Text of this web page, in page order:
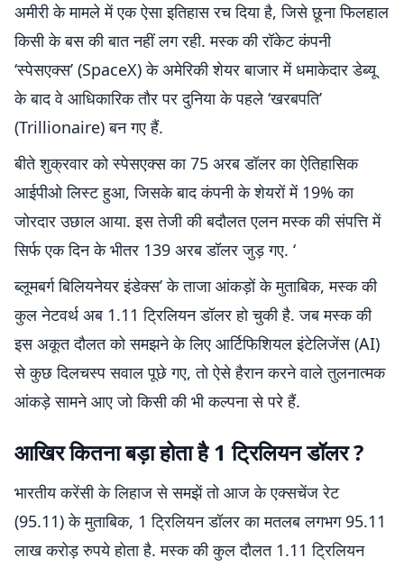
अमीरी के मामले में एक ऐसा इतिहास रच दिया है, जिसे छूना फिलहाल
किसी के बस की बात नहीं लग रही. मस्क की रॉकेट कंपनी
‘स्पेसएक्स’ (SpaceX) के अमेरिकी शेयर बाजार में धमाकेदार डेब्यू
के बाद वे आधिकारिक तौर पर दुनिया के पहले ‘खरबपति’
(Trillionaire) बन गए हैं.
बीते शुक्रवार को स्पेसएक्स का 75 अरब डॉलर का ऐतिहासिक
आईपीओ लिस्ट हुआ, जिसके बाद कंपनी के शेयरों में 19% का
जोरदार उछाल आया. इस तेजी की बदौलत एलन मस्क की संपत्ति में
सिर्फ एक दिन के भीतर 139 अरब डॉलर जुड़ गए. ‘
ब्लूमबर्ग बिलियनेयर इंडेक्स’ के ताजा आंकड़ों के मुताबिक, मस्क की
कुल नेटवर्थ अब 1.11 ट्रिलियन डॉलर हो चुकी है. जब मस्क की
इस अकूत दौलत को समझने के लिए आर्टिफिशियल इंटेलिजेंस (AI)
से कुछ दिलचस्प सवाल पूछे गए, तो ऐसे हैरान करने वाले तुलनात्मक
आंकड़े सामने आए जो किसी की भी कल्पना से परे हैं.
आखिर कितना बड़ा होता है 1 ट्रिलियन डॉलर ?
भारतीय करेंसी के लिहाज से समझें तो आज के एक्सचेंज रेट
(95.11) के मुताबिक, 1 ट्रिलियन डॉलर का मतलब लगभग 95.11
लाख करोड़ रुपये होता है. मस्क की कुल दौलत 1.11 ट्रिलियन